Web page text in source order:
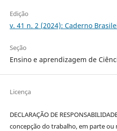
Edição
v. 41 n. 2 (2024): Caderno
Seção
Ensino e aprendizagem de
Licença
DECLARAÇÃO DE
concepção do trabalho, em parte